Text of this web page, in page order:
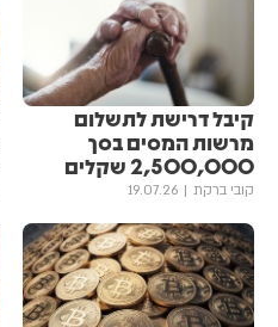
קיבל דרישת לתשלום
מרשות המסים בסך
2,500,000 שקלים
קובי ברקת 19.07.26